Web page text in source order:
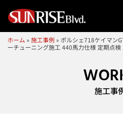
ホーム »施工事例 » ポルシェ718ケイマン
ーチューニング施工 440馬力仕様 定期点
施工事